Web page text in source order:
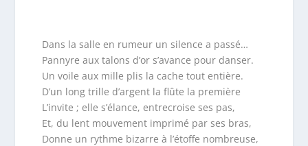
Dans la salle en rumeur un silence a passé…
Pannyre aux talons d’or s’avance pour danser.
Un voile aux mille plis la cache tout entière.
D’un long trille d’argent la flûte la première
L’invite ; elle s’élance, entrecroise ses pas,
Et, du lent mouvement imprimé par ses bras,
Donne un rythme bizarre à l’étoffe nombreuse,